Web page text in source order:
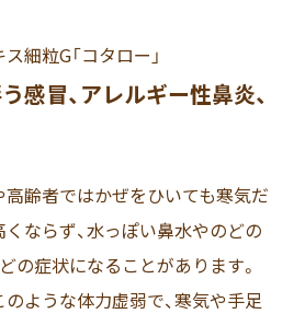
細粒G「コタロー」
感冒、アレルギー性鼻炎、
齢者ではかぜをひいても寒気だ
ならず、水っぽい鼻水やのどの
の症状になることがあります。
ような体力虚弱で、寒気や手足